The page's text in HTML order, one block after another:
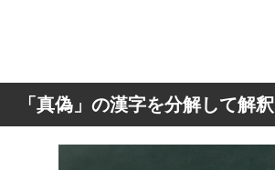
「真偽」の漢字を分解して解釈